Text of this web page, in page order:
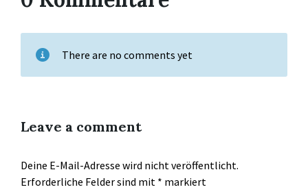
There are no comments yet
Leave a comment
Deine E-Mail-Adresse wird nicht veröffentlicht.
Erforderliche Felder sind mit * markiert